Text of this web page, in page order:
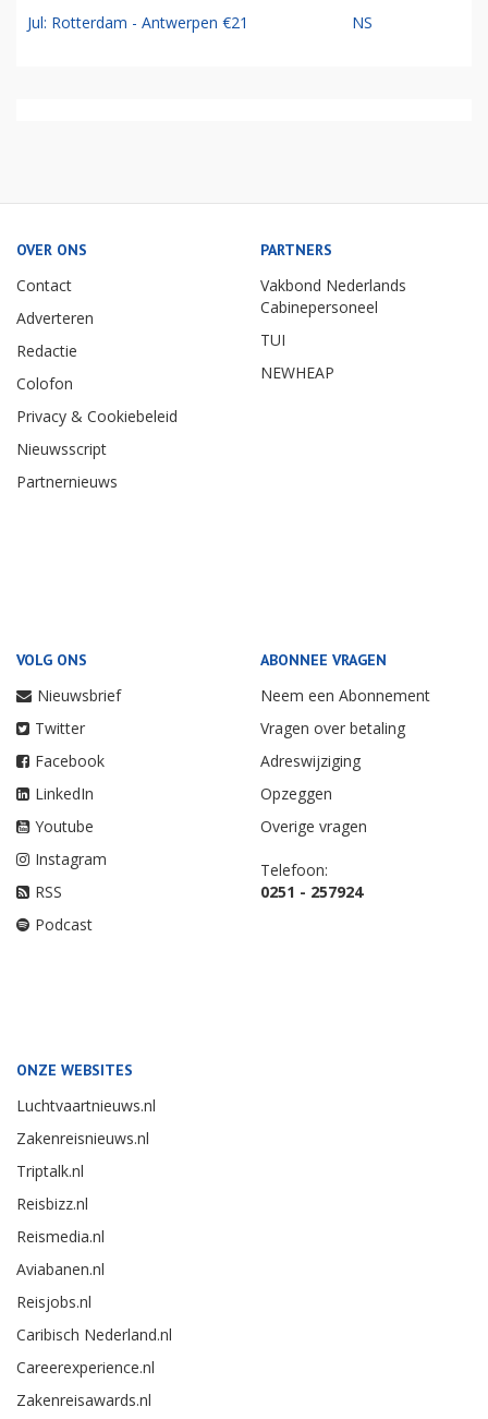
Jul: Rotterdam - Antwerpen €21 NS
OVER ONS
Contact
Adverteren
Redactie
Colofon
Privacy & Cookiebeleid
Nieuwsscript
Partnernieuws
PARTNERS
Vakbond Nederlands
Cabinepersoneel
TUI
NEWHEAP
VOLG ONS
Nieuwsbrief
Twitter
Facebook
LinkedIn
Youtube
Instagram
RSS
Podcast
ABONNEE VRAGEN
Neem een Abonnement
Vragen over betaling
Adreswijziging
Opzeggen
Overige vragen
Telefoon:
0251 - 257924
ONZE WEBSITES
Luchtvaartnieuws.nl
Zakenreisnieuws.nl
Triptalk.nl
Reisbizz.nl
Reismedia.nl
Aviabanen.nl
Reisjobs.nl
Caribisch Nederland.nl
Careerexperience.nl
Zakenreisawards.nl